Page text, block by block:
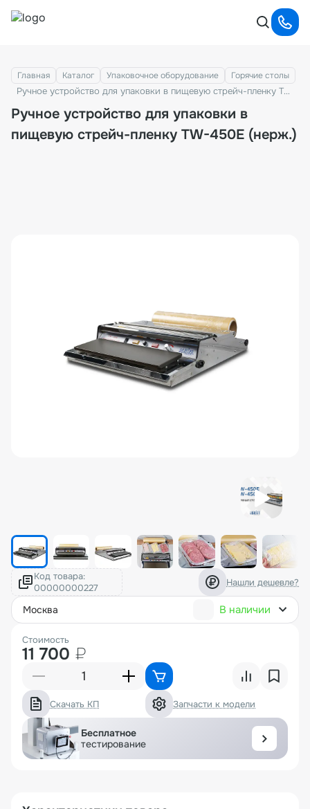
Главная Каталог Упаковочное оборудование Горячие столы
Ручное устройство для упаковки в пищевую стрейч-пленку TW-450E (нерж.)
Ручное устройство для упаковки в
пищевую стрейч-пленку TW-450E (нерж.)
Код товара: Нашли дешевле?
москва В наличии
Стоимость
11 700 ₽
Скачать КП Запчасти к модели
Бесплатное
тестирование